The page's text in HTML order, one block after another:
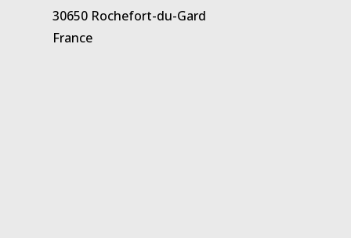
30650 Rochefort-du-Gard
France